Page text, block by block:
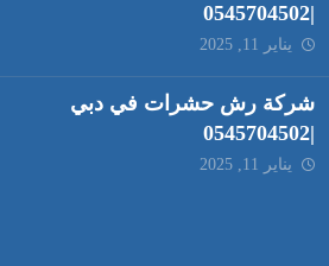
|0545704502
يناير 11, 2025
شركة رش حشرات في دبي
|0545704502
يناير 11, 2025